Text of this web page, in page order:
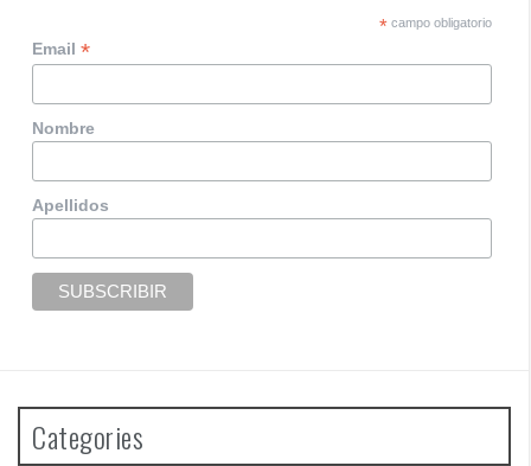
*campo obligatorio
Email*
Nombre
Apellidos
Categories